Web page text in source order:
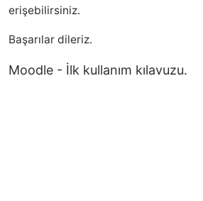
erişebilirsiniz.
Başarılar dileriz.
Moodle - İlk kullanım kılavuzu.